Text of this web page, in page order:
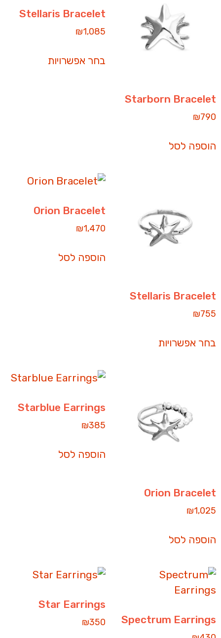
Starborn Bracelet
₪790
הוספה לסל
Stellaris Bracelet
₪1,085
בחר אפשרויות
Stellaris Bracelet
₪755
בחר אפשרויות
Orion Bracelet
₪1,470
הוספה לסל
Orion Bracelet
₪1,025
הוספה לסל
Starblue Earrings
₪385
הוספה לסל
Spectrum Earrings
Star Earrings
₪350